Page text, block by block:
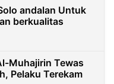
andalan Untuk
berkualitas
Muhajirin Tewas
Pelaku Terekam